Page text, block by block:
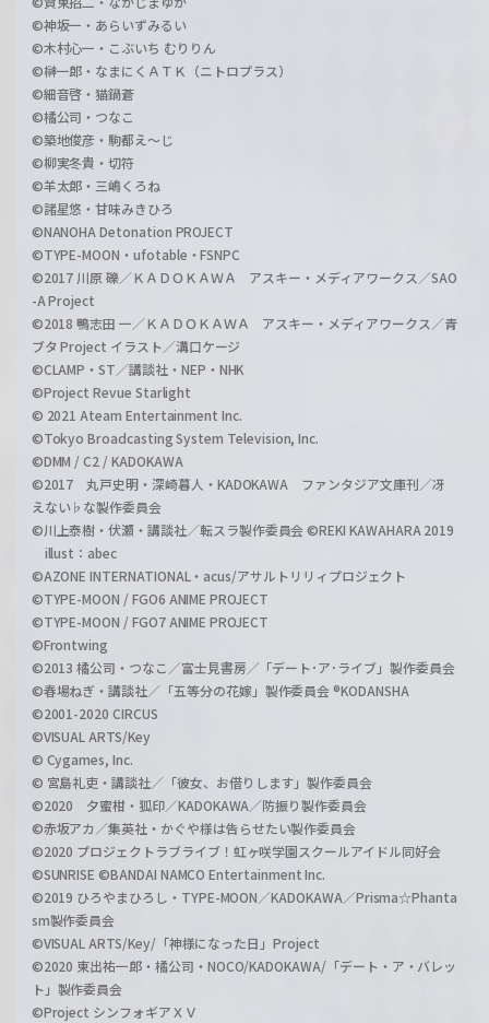
©神坂一・あらいずみるい
©木村心一・こぶいち むりりん
©榊一郎・なまにくＡＴＫ（ニトロプラス）
©細音啓・猫鍋蒼
©橘公司・つなこ
©築地俊彦・駒都え～じ
©柳実冬貴・切符
©羊太郎・三嶋くろね
©諸星悠・甘味みきひろ
©NANOHA Detonation PROJECT
©TYPE-MOON・ufotable・FSNPC
©2017 川原 礫／ＫＡＤＯＫＡＷＡ アスキー・メディアワークス／SAO
-A Project
©2018 鴨志田 一／ＫＡＤＯＫＡＷＡ アスキー・メディアワークス／青
ブタ Project イラスト／溝口ケージ
©CLAMP・ST／講談社・NEP・NHK
©Project Revue Starlight
© 2021 Ateam Entertainment Inc.
©Tokyo Broadcasting System Television, Inc.
©DMM / C2 / KADOKAWA
©2017 丸戸史明・深崎暮人・KADOKAWA ファンタジア文庫刊／冴
えない♭な製作委員会
©川上泰樹・伏瀬・講談社／転スラ製作委員会 ©REKI KAWAHARA 2019
illust：abec
©AZONE INTERNATIONAL・acus/アサルトリリィプロジェクト
©TYPE-MOON / FGO6 ANIME PROJECT
©TYPE-MOON / FGO7 ANIME PROJECT
©Frontwing
©2013 橘公司・つなこ／富士見書房／「デート･ア･ライブ」製作委員会
©春場ねぎ・講談社／「五等分の花嫁」製作委員会 ®KODANSHA
©2001-2020 CIRCUS
©VISUAL ARTS/Key
© Cygames, Inc.
© 宮島礼吏・講談社／「彼女、お借りします」製作委員会
©2020 夕蜜柑・狐印／KADOKAWA／防振り製作委員会
©赤坂アカ／集英社・かぐや様は告らせたい製作委員会
©2020 プロジェクトラブライブ！虹ヶ咲学園スクールアイドル同好会
©SUNRISE ©BANDAI NAMCO Entertainment Inc.
©2019 ひろやまひろし・TYPE-MOON／KADOKAWA／Prisma☆Phanta
sm製作委員会
©VISUAL ARTS/Key/「神様になった日」Project
©2020 東出祐一郎・橘公司・NOCO/KADOKAWA/「デート・ア・バレッ
ト」製作委員会
©Project シンフォギアＸＶ